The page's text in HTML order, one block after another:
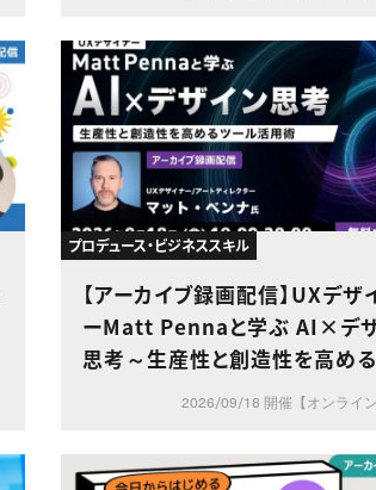
プロデュース・ビジネススキル
【アーカイブ録画配信】UXデザ
ーMatt Pennaと学ぶ AI×デ
思考～生産性と創造性を高め
ル活用術～2026/09/18 開催【オンライン